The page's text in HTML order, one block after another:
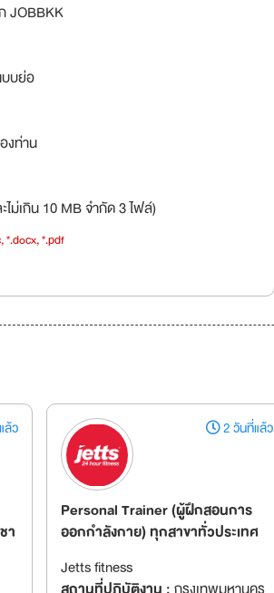
JOBBKK
บบย่อ
งท่าน
ม่เกิน 10 MB จำกัด 3 ไฟล์)
*.docx, *.pdf
ว
า
2 วันที่แล้ว
Personal Trainer (ผู้ฝึกสอนการ
ออกกำลังกาย) ทุกสาขาทั่วประเทศ
Jetts fitness